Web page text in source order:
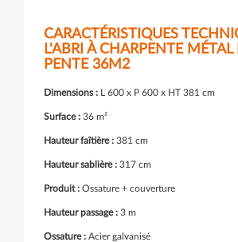
CARACTÉRISTIQUES
L'ABRI À CHARPENTE
PENTE 36M2
Dimensions : L 600 x P 600 x HT 381 cm
Surface : 36 m²
Hauteur faîtière : 381 cm
Hauteur sablière : 317 cm
Produit : Ossature + couverture
Hauteur passage : 3 m
Ossature : Acier galvanisé